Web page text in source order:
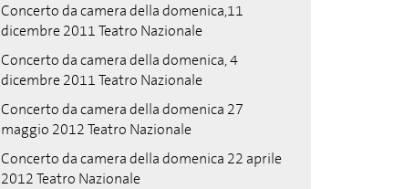
Concerto da camera della domenica,11
dicembre 2011 Teatro Nazionale
Concerto da camera della domenica, 4
dicembre 2011 Teatro Nazionale
Concerto da camera della domenica 27
maggio 2012 Teatro Nazionale
Concerto da camera della domenica 22 aprile
2012 Teatro Nazionale